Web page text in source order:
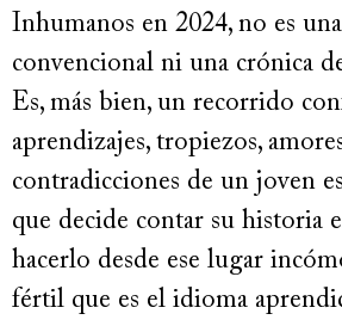
Inhumanos en 2024, no es
convencional ni una crónica
Es, más bien, un recorrido
aprendizajes, tropiezos,
contradicciones de un joven
que decide contar su historia
hacerlo desde ese lugar
fértil que es el idioma